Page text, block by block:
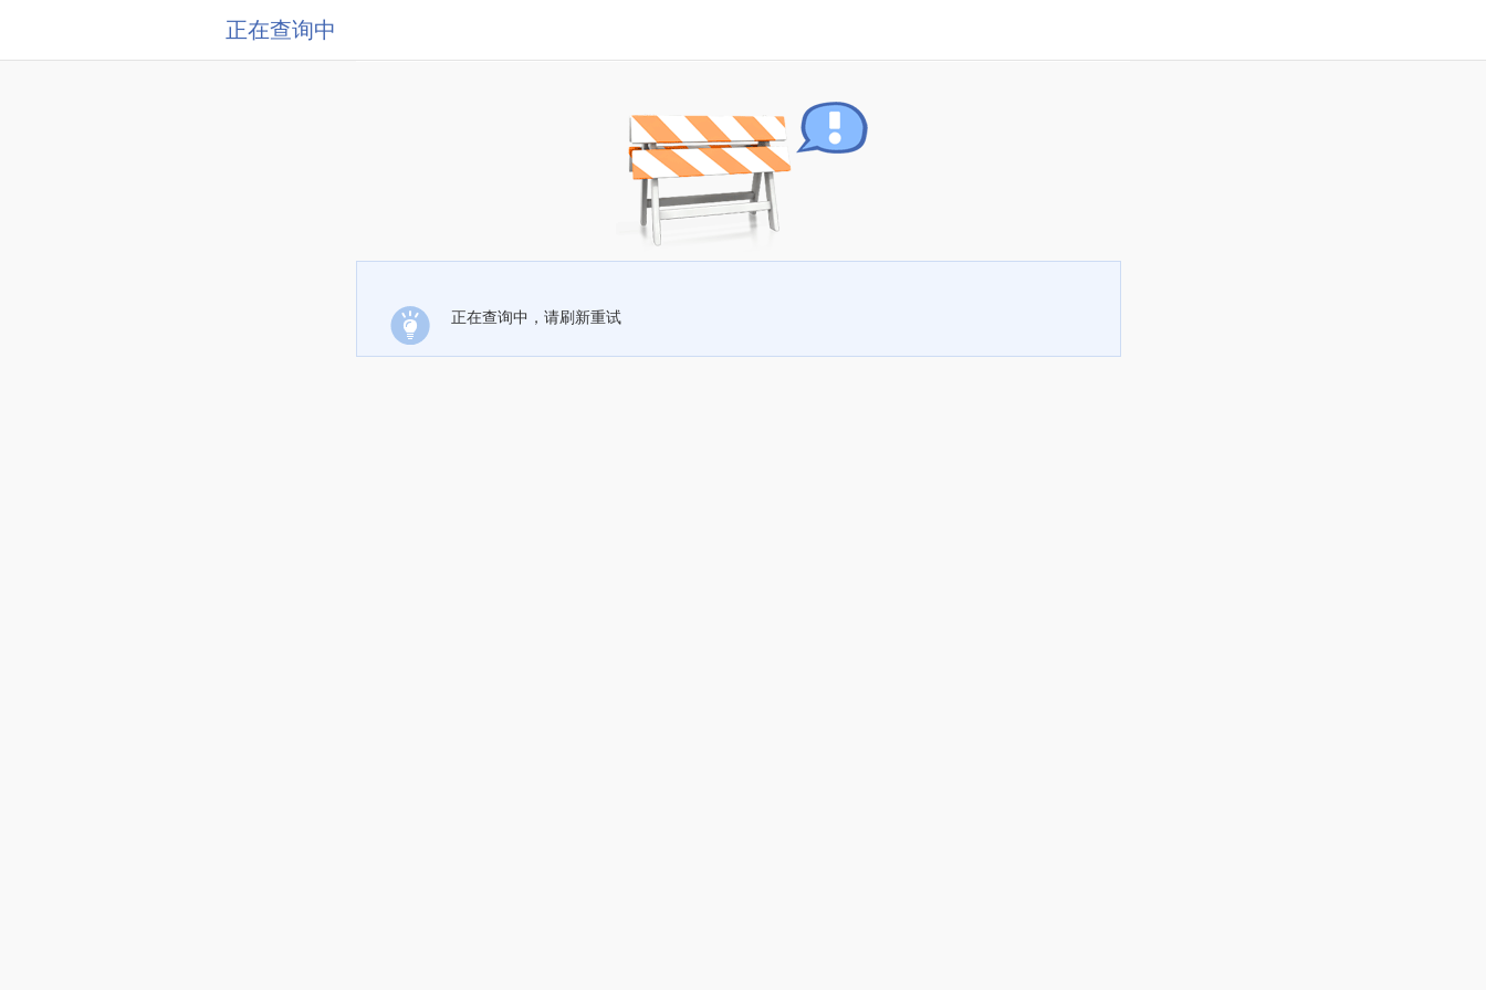
正在查询中
正在查询中，请刷新重试